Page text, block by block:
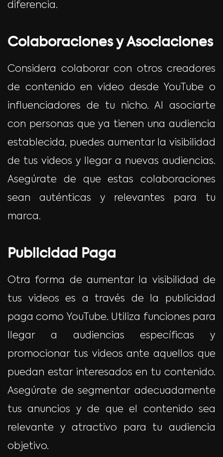
diferencia.
Colaboraciones y Asociaciones
Considera colaborar con otros creadores
de contenido en video desde YouTube o
influenciadores de tu nicho. Al asociarte
con personas que ya tienen una audiencia
establecida, puedes aumentar la visibilidad
de tus videos y llegar a nuevas audiencias.
Asegúrate de que estas colaboraciones
sean auténticas y relevantes para tu
marca.
Publicidad Paga
Otra forma de aumentar la visibilidad de
tus videos es a través de la publicidad
paga como YouTube. Utiliza funciones para
llegar a audiencias específicas y
promocionar tus videos ante aquellos que
puedan estar interesados en tu contenido.
Asegúrate de segmentar adecuadamente
tus anuncios y de que el contenido sea
relevante y atractivo para tu audiencia
objetivo.